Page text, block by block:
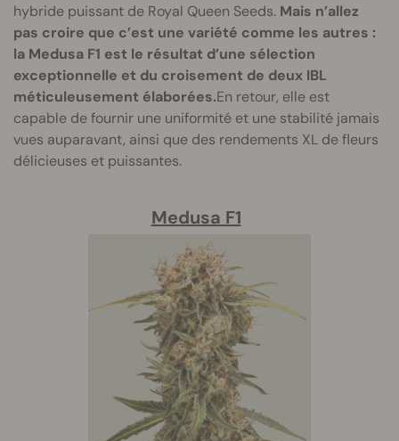
hybride puissant de Royal Queen Seeds. Mais n’allez
pas croire que c’est une variété comme les autres :
la Medusa F1 est le résultat d’une sélection
exceptionnelle et du croisement de deux IBL
méticuleusement élaborées.En retour, elle est
capable de fournir une uniformité et une stabilité jamais
vues auparavant, ainsi que des rendements XL de fleurs
délicieuses et puissantes.
Medusa F1